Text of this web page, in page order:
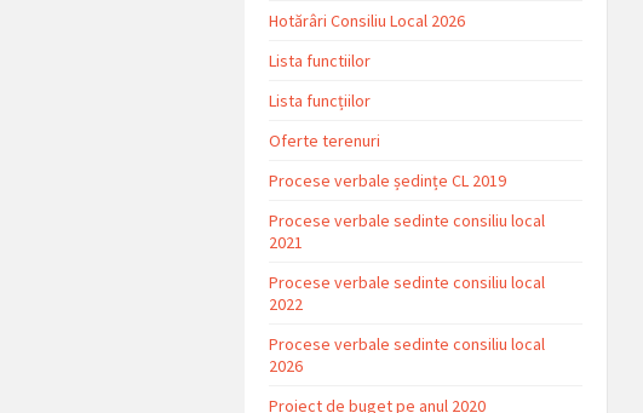
Hotărâri Consiliu Local 2026
Lista functiilor
Lista funcțiilor
Oferte terenuri
Procese verbale ședințe CL 2019
Procese verbale sedinte consiliu local
2021
Procese verbale sedinte consiliu local
2022
Procese verbale sedinte consiliu local
2026
Proiect de buget pe anul 2020